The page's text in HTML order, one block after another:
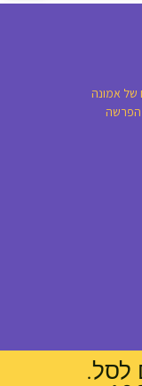
של אמונה
הפרשה
לסל.